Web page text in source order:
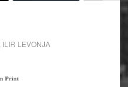
ILIR LEVONJA